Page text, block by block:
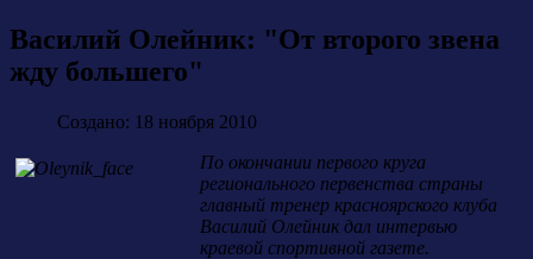
Василий Олейник: "От второго звена
жду большего"
Создано: 18 ноября 2010
По окончании первого круга
регионального первенства страны
главный тренер красноярского клуба
Василий Олейник дал интервью
краевой спортивной газете.